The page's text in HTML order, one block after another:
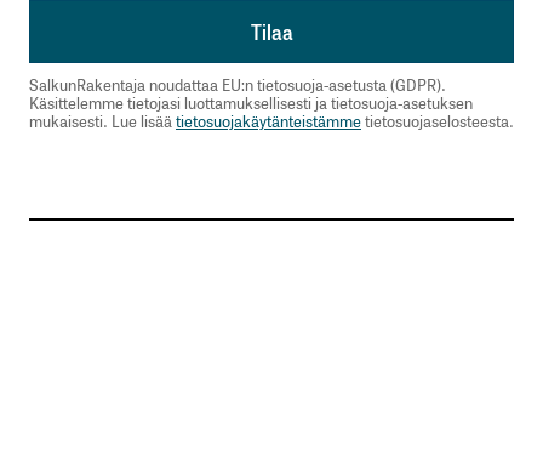
SalkunRakentaja noudattaa EU:n tietosuoja-asetusta (GDPR).
Käsittelemme tietojasi luottamuksellisesti ja tietosuoja-asetuksen
mukaisesti. Lue lisää tietosuojakäytänteistämmetietosuojaselosteesta.